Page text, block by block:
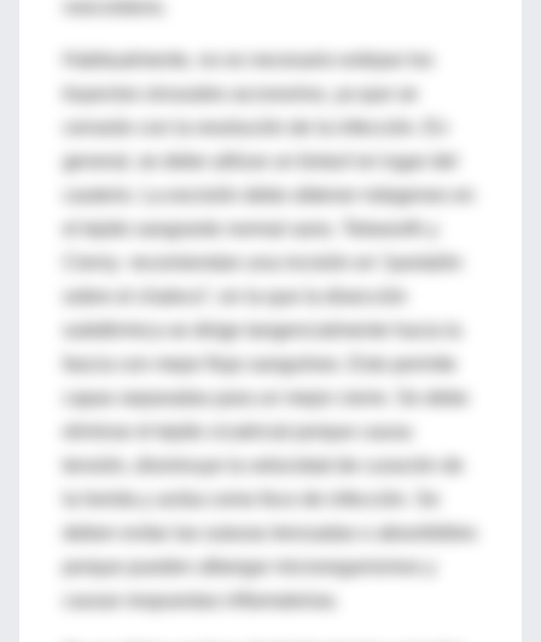
general, se debe utilizar un bisturí en lugar del
cauterio. La escisión debe obtener márgenes en
el tejido sangrante normal sano. Tetsworth y
subdérmica se dirige tangencialmente hacia la
fascia con mejor flujo sanguíneo. Esto permite
capas separadas para un mejor cierre. Se debe
eliminar el tejido cicatricial porque causa
porque pueden albergar microorganismos y